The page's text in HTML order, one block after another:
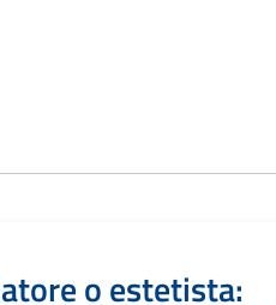
o estetista: